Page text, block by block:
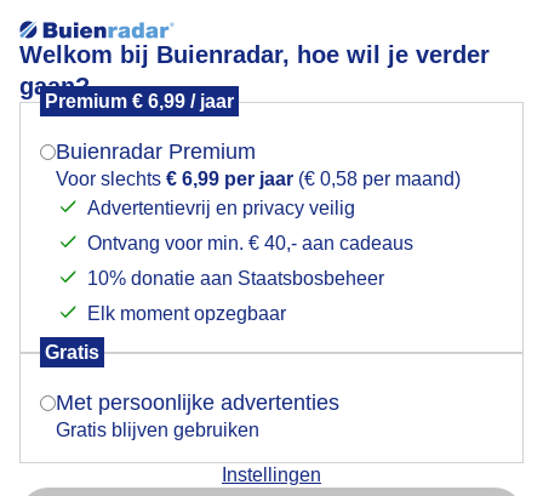
Welkom bij Buienradar, hoe wil je verder
gaan?
Premium € 6,99 / jaar
Buienradar Premium
Voor slechts € 6,99 per jaar (€ 0,58 per maand)
Advertentievrij en privacy veilig
Ontvang voor min. € 40,- aan cadeaus
10% donatie aan Staatsbosbeheer
Elk moment opzegbaar
Gratis
Met persoonlijke advertenties
Gratis blijven gebruiken
Instellingen
beetje lichtjes in donkere dagen
beetje lichtjes in donkere dagen
Mogen we je locatie gebruiken voor het
Indien je hier nog geen akkoord op hebt gegeven,
verschijnt er zo een pop-up uit je browser waarin
Is goed, toon de popup
Nu niet, misschien later